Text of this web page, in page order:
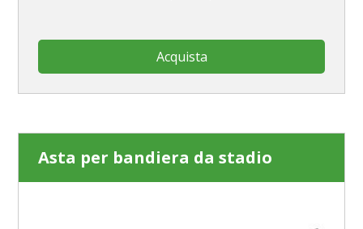
Acquista
Asta per bandiera da stadio